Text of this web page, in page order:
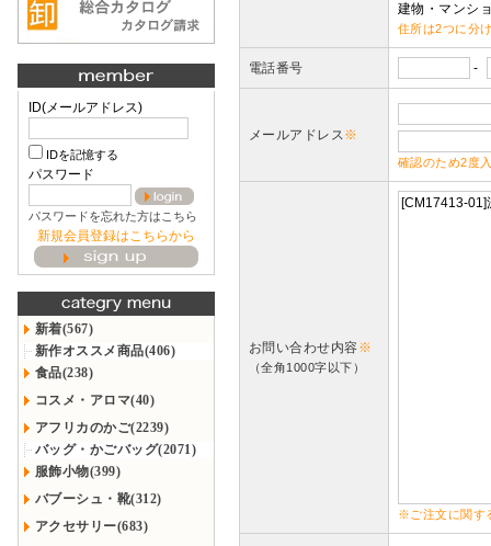
ID(メールアドレス)
IDを記憶する
パスワード
パスワードを忘れた方はこちら
新規会員登録はこちらから
新着(567)
新作オススメ商品(406)
食品(238)
コスメ・アロマ(40)
アフリカのかご(2239)
バッグ・かごバッグ(2071)
服飾小物(399)
バブーシュ・靴(312)
アクセサリー(683)
建物・マンシ
住所は2つに分
電話番号 -
メールアドレス※
確認のため2度
お問い合わせ内容※
（全角1000字以下）
※ご注文に関す